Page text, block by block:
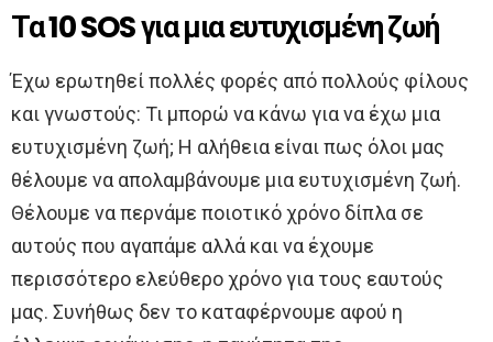
Τα 10 SOS για μια ευτυχισμένη ζωή
Έχω ερωτηθεί πολλές φορές από πολλούς φίλους
και γνωστούς: Τι μπορώ να κάνω για να έχω μια
ευτυχισμένη ζωή; Η αλήθεια είναι πως όλοι μας
θέλουμε να απολαμβάνουμε μια ευτυχισμένη ζωή.
Θέλουμε να περνάμε ποιοτικό χρόνο δίπλα σε
αυτούς που αγαπάμε αλλά και να έχουμε
περισσότερο ελεύθερο χρόνο για τους εαυτούς
μας. Συνήθως δεν το καταφέρνουμε αφού η